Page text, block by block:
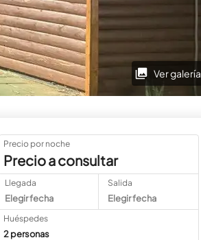
Ver galería
Precio por noche
Precio a consultar
Llegada
Elegir fecha
Salida
Elegir fecha
Huéspedes
2 personas